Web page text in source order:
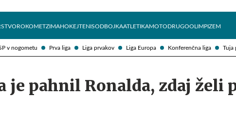
v nogometu Prva liga Liga prvakov Liga Europa Konferenčna liga Tuja
ROKOMETZIMAHOKEJTENISODBOJKAATLETIKAMOTODRUGOOLIMPIZEM
je pahnil Ronalda, zdaj želi